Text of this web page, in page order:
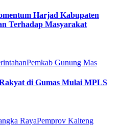
Harjad Kabupaten
Terhadap Masyarakat
Pemkab Gunung Mas
di Gumas Mulai MPLS
RayaPemprov Kalteng